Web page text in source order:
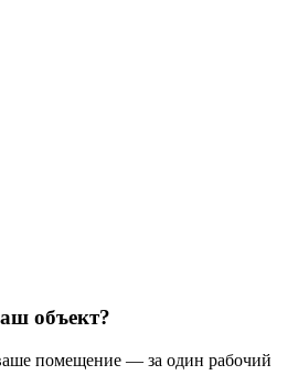
объект?
помещение — за один рабочий